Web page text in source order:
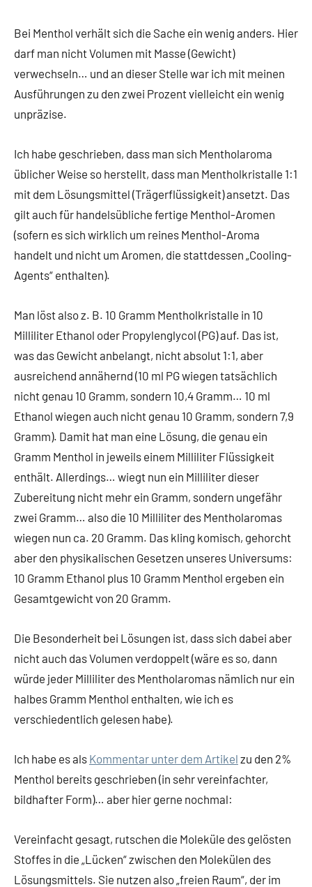
Bei Menthol verhält sich die Sache ein wenig anders. Hier
darf man nicht Volumen mit Masse (Gewicht)
verwechseln… und an dieser Stelle war ich mit meinen
Ausführungen zu den zwei Prozent vielleicht ein wenig
unpräzise.
Ich habe geschrieben, dass man sich Mentholaroma
üblicher Weise so herstellt, dass man Mentholkristalle 1:1
mit dem Lösungsmittel (Trägerflüssigkeit) ansetzt. Das
gilt auch für handelsübliche fertige Menthol-Aromen
(sofern es sich wirklich um reines Menthol-Aroma
handelt und nicht um Aromen, die stattdessen „Cooling-
Agents“ enthalten).
Man löst also z. B. 10 Gramm Mentholkristalle in 10
Milliliter Ethanol oder Propylenglycol (PG) auf. Das ist,
was das Gewicht anbelangt, nicht absolut 1:1, aber
ausreichend annähernd (10 ml PG wiegen tatsächlich
nicht genau 10 Gramm, sondern 10,4 Gramm… 10 ml
Ethanol wiegen auch nicht genau 10 Gramm, sondern 7,9
Gramm). Damit hat man eine Lösung, die genau ein
Gramm Menthol in jeweils einem Milliliter Flüssigkeit
enthält. Allerdings… wiegt nun ein Milliliter dieser
Zubereitung nicht mehr ein Gramm, sondern ungefähr
zwei Gramm… also die 10 Milliliter des Mentholaromas
wiegen nun ca. 20 Gramm. Das kling komisch, gehorcht
aber den physikalischen Gesetzen unseres Universums:
10 Gramm Ethanol plus 10 Gramm Menthol ergeben ein
Gesamtgewicht von 20 Gramm.
Die Besonderheit bei Lösungen ist, dass sich dabei aber
nicht auch das Volumen verdoppelt (wäre es so, dann
würde jeder Milliliter des Mentholaromas nämlich nur ein
halbes Gramm Menthol enthalten, wie ich es
verschiedentlich gelesen habe).
Ich habe es als Kommentar unter dem Artikel zu den 2%
Menthol bereits geschrieben (in sehr vereinfachter,
bildhafter Form)… aber hier gerne nochmal:
Vereinfacht gesagt, rutschen die Moleküle des gelösten
Stoffes in die „Lücken“ zwischen den Molekülen des
Lösungsmittels. Sie nutzen also „freien Raum“, der im